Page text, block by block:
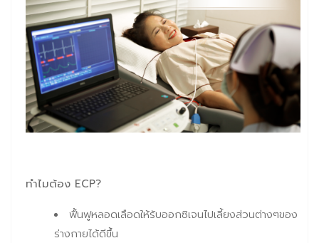
ทำไมต้อง ECP?
ฟื้นฟูหลอดเลือดให้รับออกซิเจนไปเลี้ยงส่วนต่างๆของ
ร่างกายได้ดีขึ้น